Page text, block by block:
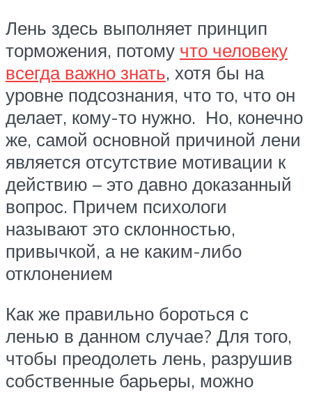
Лень здесь выполняет принцип
торможения, потому что человеку
всегда важно знать, хотя бы на
уровне подсознания, что то, что он
делает, кому-то нужно. Но, конечно
же, самой основной причиной лени
является отсутствие мотивации к
действию – это давно доказанный
вопрос. Причем психологи
называют это склонностью,
привычкой, а не каким-либо
отклонением
Как же правильно бороться с
ленью в данном случае? Для того,
чтобы преодолеть лень, разрушив
собственные барьеры, можно